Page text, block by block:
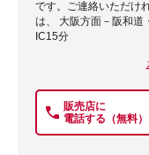
です。ご連絡いただけ
は、 大阪方面－阪和道
IC15分
販売店に
電話する（無料）